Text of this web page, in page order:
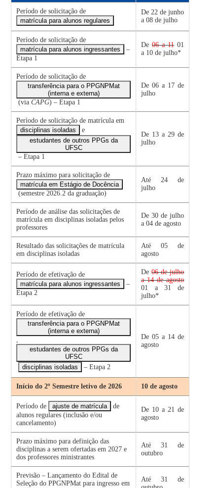
Período de solicitação de
matrícula para alunos regulares
De 22 de junho
a 08 de julho
Período de solicitação de
matrícula para alunos ingressantes
–
Etapa 1
De06 a 1101
a 10 de julho*
Período de solicitação de
transferência para o PPGNPMat
(interna e externa)
(viaCAPG) – Etapa 1
De 06 a 17 de
julho
Período de solicitação de matrícula em
disciplinas isoladas
e
estudantes de outros PPGs da
UFSC
– Etapa 1
De 13 a 29 de
julho
Prazo máximo para solicitação de
matrícula em Estágio de Docência
(semestre 2026.2 da graduação)
Até 24 de
julho
Período de análise das solicitações de
matrícula em disciplinas isoladas pelos
professores
De 30 de julho
a 04 de agosto
Resultado das solicitações de matrícula
em disciplinas isoladas
Até 05 de
agosto
Período de efetivação de
matrícula para alunos ingressantes
–
Etapa 2
De06 de julho
a 14 de agosto
01 a 31 de
julho*
Período de efetivação de
transferência para o PPGNPMat
(interna e externa)
estudantes de outros PPGs da
UFSC
disciplinas isoladas
– Etapa 2
De 05 a 14 de
agosto
Início do 2º Semestre letivo de 2026 10 de agosto
Período de ajuste de matrícula
de
alunos regulares (inclusão e/ou
cancelamento)
De 10 a 21 de
agosto
Prazo máximo para definição das
disciplinas a serem ofertadas em 2027 e
dos professores ministrantes
Até 31 de
outubro
Previsão – Lançamento do Edital de
Seleção do PPGNPMat para ingresso em
Até 31 de